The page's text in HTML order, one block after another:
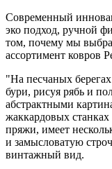
Современный
эко подход, ручной
том, почему мы
ассортимент ковров
"На песчаных
бури, рисуя рябь и
абстрактными
жаккардовых
пряжи, имеет
и замысловатую
винтажный вид.